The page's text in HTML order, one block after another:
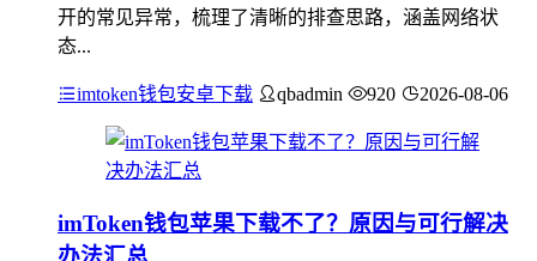
开的常见异常，梳理了清晰的排查思路，涵盖网络状
态...
imtoken钱包安卓下载 qbadmin 920 2026-08-06
imToken钱包苹果下载不了？原因与可行解决